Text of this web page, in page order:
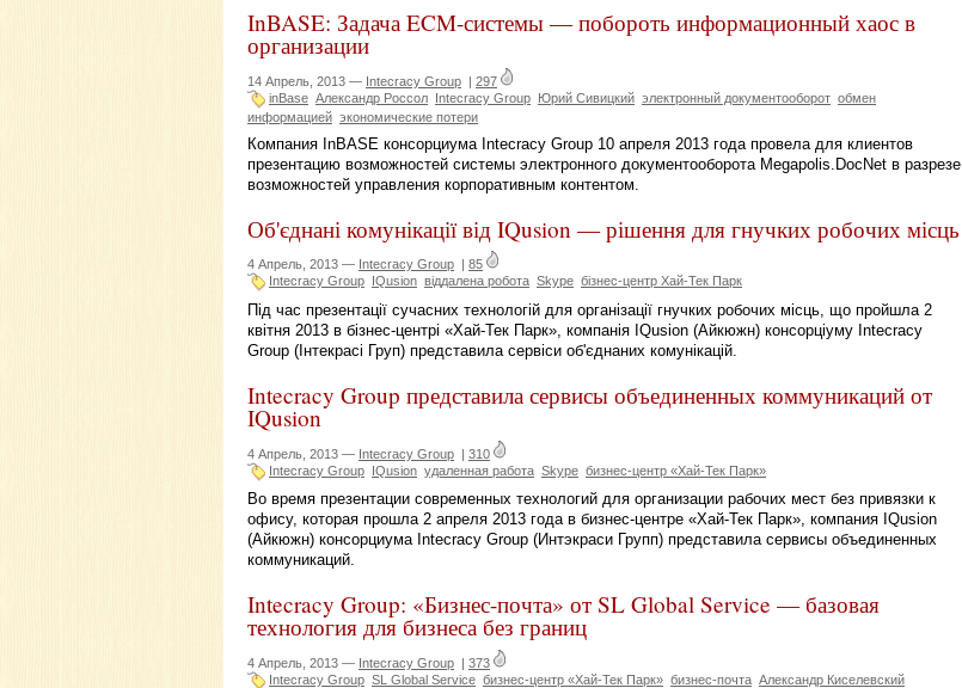
InBASE: Задача ECM-системы — побороть информационный хаос в
организации
14 Апрель, 2013 — Intecracy Group | 297
inBase Александр Россол Intecracy Group Юрий Сивицкий электронный документооборот обмен
информацией экономические потери
Компания InBASE консорциума Intecracy Group 10 апреля 2013 года провела для клиентов
презентацию возможностей системы электронного документооборота Megapolis.DocNet в разрезе
возможностей управления корпоративным контентом.
Об'єднані комунікації від IQusion — рішення для гнучких робочих місць
4 Апрель, 2013 — Intecracy Group
85
Intecracy Group
IQusion віддалена робота Skype бізнес-центр Хай-Тек Парк
Під час презентації сучасних технологій для організації гнучких робочих місць, що пройшла 2
квітня 2013 в бізнес-центрі «Хай-Тек Парк», компанія IQusion (Айкюжн) консорціуму Intecracy
Group (Інтекрасі Груп) представила сервіси об'єднаних комунікацій.
Intecracy Group представила сервисы объединенных коммуникаций от
IQusion
4 Апрель, 2013 — Intecracy Group | 310
Intecracy Group IQusion удаленная работа Skype бизнес-центр «Хай-Тек Парк»
Во время презентации современных технологий для организации рабочих мест без привязки к
офису, которая прошла 2 апреля 2013 года в бизнес-центре «Хай-Тек Парк», компания IQusion
(Айкюжн) консорциума Intecracy Group (Интэкраси Групп) представила сервисы объединенных
коммуникаций.
Intecracy Group: «Бизнес-почта» от SL Global Service — базовая
технология для бизнеса без границ
4 Апрель, 2013 — Intecracy Group | 373
Intecracy Group SL Global Service бизнес-центр «Хай-Тек Парк» бизнес-почта Александр Киселевский